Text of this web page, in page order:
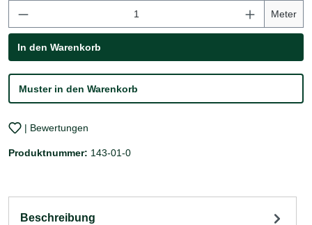
Produkt Anzahl: Gib den gewünschtenMeter
In den Warenkorb
Muster in den Warenkorb
| Bewertungen
Produktnummer: 143-01-0
Beschreibung